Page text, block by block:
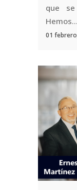
que
Hemos...
01